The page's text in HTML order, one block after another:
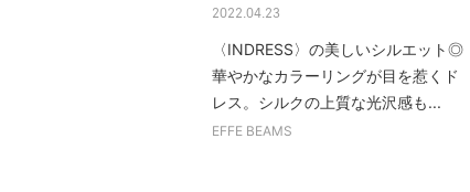
2022.04.23
〈INDRESS〉の美しいシルエット◎
華やかなカラーリングが目を惹くド
レス。シルクの上質な光沢感も...
EFFE BEAMS